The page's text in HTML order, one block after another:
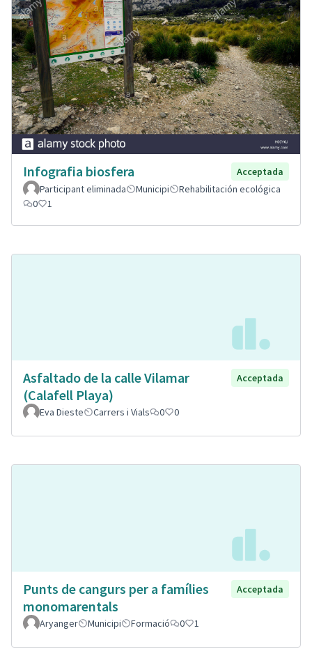
Infografia biosfera
Acceptada
Participant eliminada
Municipi
Rehabilitación ecológica
0
1
Asfaltado de la calle Vilamar
(Calafell Playa)
Acceptada
Eva Dieste Carrers i Vials 0 0
Punts de cangurs per a famílies
monomarentals
Acceptada
Aryanger Municipi Formació 0 1